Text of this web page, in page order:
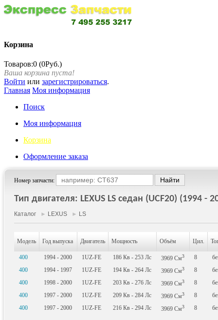
Корзина
Товаров:0 (0Руб.)
Ваша корзина пуста!
Войти или зарегистрироваться.
Главная Моя информация
Поиск
Моя информация
Корзина
Оформление заказа
Номер запчасти:
Тип двигателя: LEXUS LS седан (UCF20) (1994 -
Каталог ► LEXUS ► LS
Модель Год выпуска Двигатель Мощность Объём Цил.
400 1994 - 2000 1UZ-FE 186 Кв - 253 Лс 3969 См3 8
400
1994 - 1997 1UZ-FE 194 Кв - 264 Лс 3969 См3 8
400
1998 - 2000 1UZ-FE 203 Кв - 276 Лс 3969 См3 8
400
1997 - 2000 1UZ-FE 209 Кв - 284 Лс 3969 См3 8
400
1997 - 2000 1UZ-FE 216 Кв - 294 Лс 3969 См3 8